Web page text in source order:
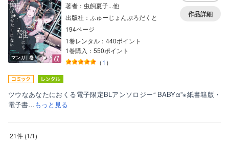
マンガ｜巻
著者：虫飼夏子...他
出版社：ふゅーじょんぷろだくと
194ページ
1巻レンタル：440ポイント
1巻購入：550ポイント
（1 ）
作品詳細
ツウなあなたにおくる電子限定BLアンソロジー“ BABYα”※紙書籍版・
電子書…もっと見る
21件 (1/1)